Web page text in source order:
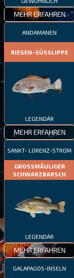
MEHR ERFAHREN
ANDAMANEN
RIESEN-SÜSSLIPPE
LEGENDÄR
MEHR ERFAHREN
SANKT- LORENZ-STROM
GROSSMÄULIGER
SCHWARZBARSCH
LEGENDÄR
MEHR ERFAHREN
GALAPAGOS-INSELN